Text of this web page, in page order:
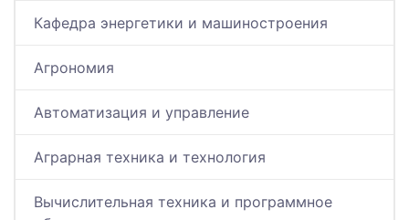
Кафедра энергетики и машиностроения
Агрономия
Автоматизация и управление
Аграрная техника и технология
Вычислительная техника и программное